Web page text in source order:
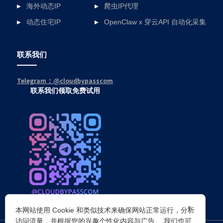
海外动态IP
动态住宅IP
爬虫IP代理
OpenClaw x 穿云API 自动化采集
联系我们
Telegram：@cloudbypasscom
联系我们领取免费试用
×
本网站使用 Cookie 和类似技术来确保网站正常运行，分析
访问流量，并根据您的兴趣个性化内容与广告。 我们也可